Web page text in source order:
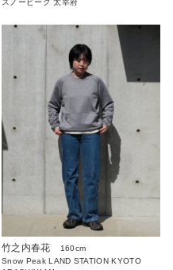
スノーピーク 太宰府
竹之内春花
160cm
Snow Peak LAND STATION KYOTO